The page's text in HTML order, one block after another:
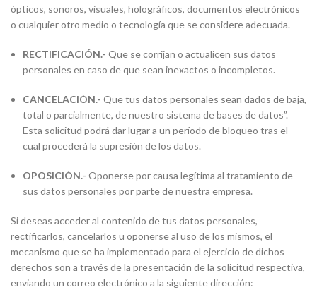
ópticos, sonoros, visuales, holográficos, documentos electrónicos
o cualquier otro medio o tecnología que se considere adecuada.
RECTIFICACIÓN.- Que se corrijan o actualicen sus datos
personales en caso de que sean inexactos o incompletos.
CANCELACIÓN.- Que tus datos personales sean dados de baja,
total o parcialmente, de nuestro sistema de bases de datos”.
Esta solicitud podrá dar lugar a un período de bloqueo tras el
cual procederá la supresión de los datos.
OPOSICIÓN.- Oponerse por causa legítima al tratamiento de
sus datos personales por parte de nuestra empresa.
Si deseas acceder al contenido de tus datos personales,
rectificarlos, cancelarlos u oponerse al uso de los mismos, el
mecanismo que se ha implementado para el ejercicio de dichos
derechos son a través de la presentación de la solicitud respectiva,
enviando un correo electrónico a la siguiente dirección: